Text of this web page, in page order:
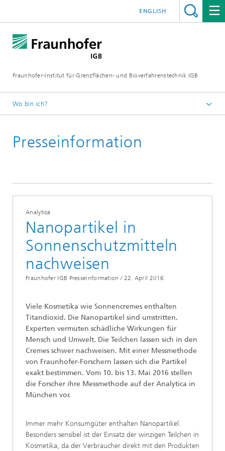
Fraunhofer-Institut für Grenzflächen- und Bioverfahrenstechnik IGB
ENGLISH
Wo bin ich?
Presse / News
Presseinformation
Analytica
Nanopartikel in
Sonnenschutzmitteln
nachweisen
Fraunhofer IGB Presseinformation / 22. April 2016
Viele Kosmetika wie Sonnencremes enthalten
Titandioxid. Die Nanopartikel sind umstritten.
Experten vermuten schädliche Wirkungen für
Mensch und Umwelt. Die Teilchen lassen sich in den
Cremes schwer nachweisen. Mit einer Messmethode
von Fraunhofer-Forschern lassen sich die Partikel
exakt bestimmen. Vom 10. bis 13. Mai 2016 stellen
die Forscher ihre Messmethode auf der Analytica in
München vor.
Immer mehr Konsumgüter enthalten Nanopartikel.
Besonders sensibel ist der Einsatz der winzigen Teilchen in
Kosmetika, da der Verbraucher direkt mit den Produkten